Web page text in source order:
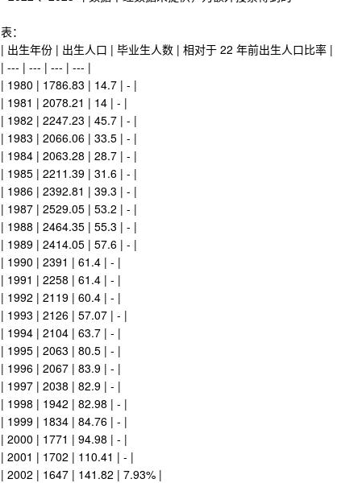
表：
| 出生年份 | 出生人口 | 毕业生人数 | 相对于 22 年前出生人口比率 |
| --- | --- | --- | --- |
| 1980 | 1786.83 | 14.7 | - |
| 1981 | 2078.21 | 14 | - |
| 1982 | 2247.23 | 45.7 | - |
| 1983 | 2066.06 | 33.5 | - |
| 1984 | 2063.28 | 28.7 | - |
| 1985 | 2211.39 | 31.6 | - |
| 1986 | 2392.81 | 39.3 | - |
| 1987 | 2529.05 | 53.2 | - |
| 1988 | 2464.35 | 55.3 | - |
| 1989 | 2414.05 | 57.6 | - |
| 1990 | 2391 | 61.4 | - |
| 1991 | 2258 | 61.4 | - |
| 1992 | 2119 | 60.4 | - |
| 1993 | 2126 | 57.07 | - |
| 1994 | 2104 | 63.7 | - |
| 1995 | 2063 | 80.5 | - |
| 1996 | 2067 | 83.9 | - |
| 1997 | 2038 | 82.9 | - |
| 1998 | 1942 | 82.98 | - |
| 1999 | 1834 | 84.76 | - |
| 2000 | 1771 | 94.98 | - |
| 2001 | 1702 | 110.41 | - |
| 2002 | 1647 | 141.82 | 7.93% |